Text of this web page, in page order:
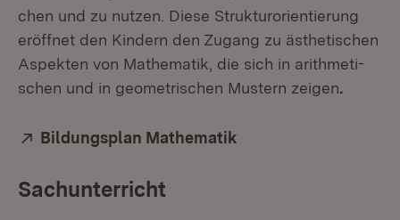
chen und zu nut­zen. Die­se Struk­tur­ori­en­tie­rung
er­öff­net den Kin­dern den Zu­gang zu äs­the­ti­schen
As­pek­ten von Ma­the­ma­tik, die sich in arith­me­ti­
schen und in geo­me­tri­schen Mus­tern zei­gen.
Extern:
Bildungsplan Mathematik
Sachunterricht